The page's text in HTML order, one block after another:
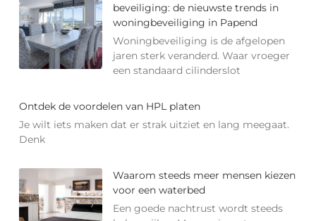
beveiliging: de nieuwste trends in
woningbeveiliging in Papend
Woningbeveiliging is de afgelopen
jaren sterk veranderd. Waar vroeger
een standaard cilinderslot
Ontdek de voordelen van HPL platen
Je wilt iets maken dat er strak uitziet en lang meegaat.
Denk
Waarom steeds meer mensen kiezen
voor een waterbed
Een goede nachtrust wordt steeds